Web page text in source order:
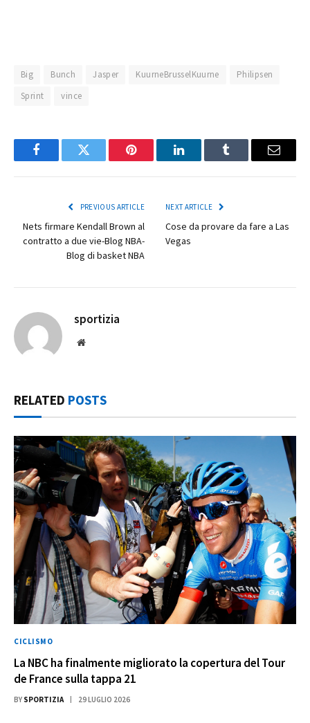
Big Bunch Jasper KuurneBrusselKuurne
Philipsen
Sprint
vince
FacebookTwitter Pinterest LinkedInTumblr Email
PREVIOUS ARTICLE
Nets firmare Kendall Brown al
contratto a due vie-Blog NBA-
Blog di basket NBA
NEXT ARTICLE
Cose da provare da fare a Las
Vegas
sportizia
Website
RELATED POSTS
CICLISMO
La NBC ha finalmente migliorato la copertura del Tour
de France sulla tappa 21
BY SPORTIZIA 29 LUGLIO 2026